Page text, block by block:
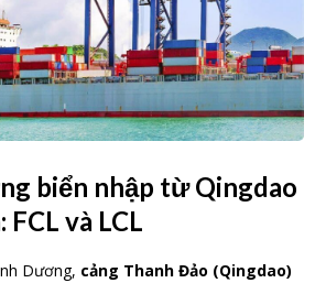
biển nhập từ Qingdao
và LCL
Dương, cảng Thanh Đảo (Qingdao)